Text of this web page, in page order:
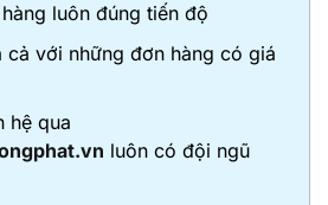
luôn đúng tiến độ
cả với những đơn hàng có giá
hệ qua
luôn có đội ngũ